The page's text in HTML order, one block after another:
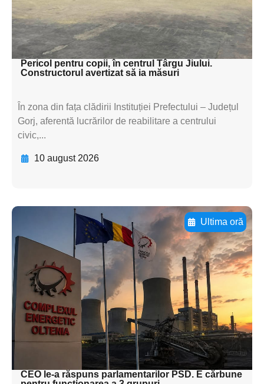
textul pentru
subtitluAdaugă aici
textul pentru subti
Pericol pentru copii, în centrul Târgu Jiului.
Constructorul avertizat să ia măsuri
În zona din fața clădirii Instituției Prefectului – Județul
Gorj, aferentă lucrărilor de reabilitare a centrului
civic,...
10 august 2026
Ultima oră
Adaugă aici textul pentru
subtitluAdaugă aici
textul pentru
subtitluAdaugă aici
textul pentru
subtitluAdaugă aici
textul pentru subti
CEO le-a răspuns parlamentarilor PSD. E cărbune